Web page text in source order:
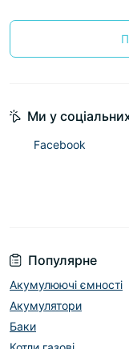
Популярне
Акумулюючі ємності
Акумулятори
Баки
Ми у
Facebook